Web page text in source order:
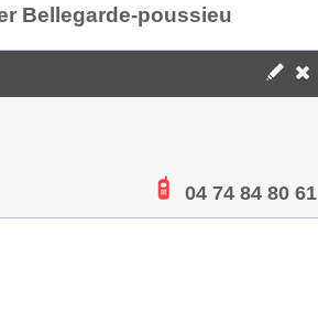
Bellegarde-poussieu
04 74 84 80 61